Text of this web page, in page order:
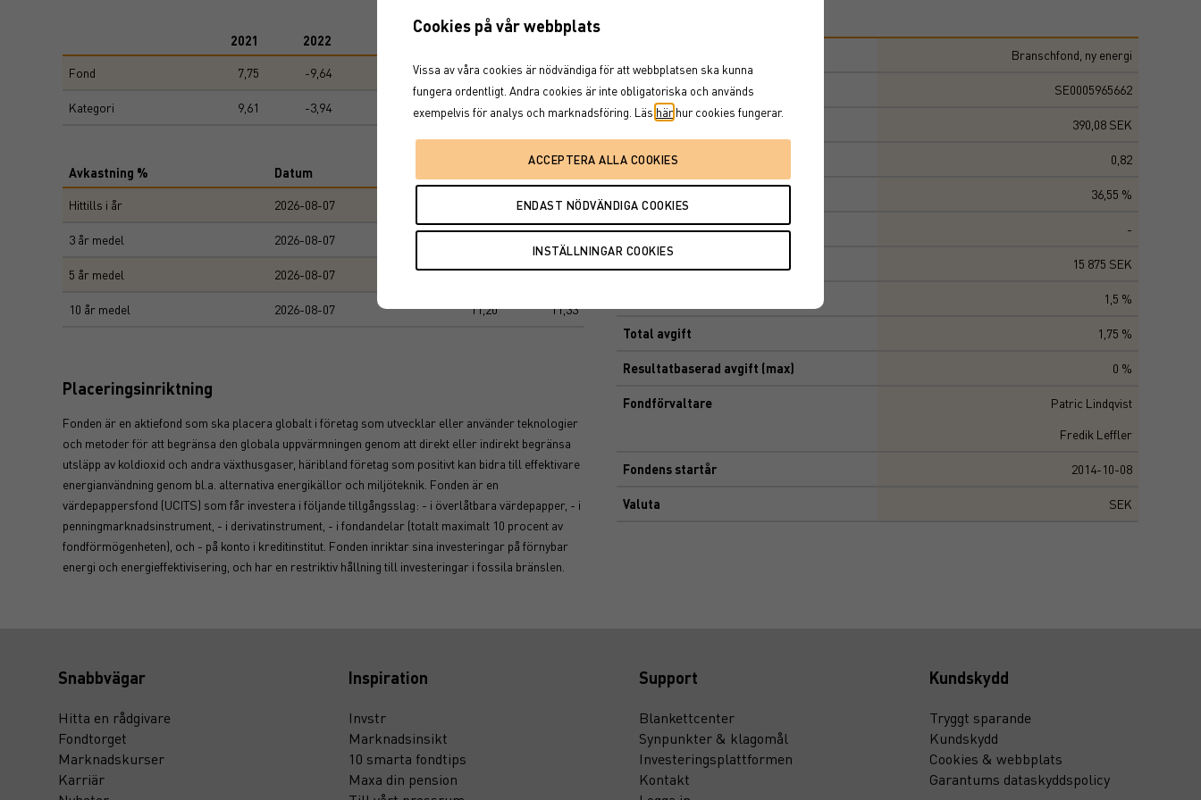
2021 2022 2024
2025
Fond
7,75 -9,64 -14,09 -13,53 22,36
Kategori 9,61 -3,94 -4,21 16,04
Avkastning % Datum
Hittills i år
2026-08-07 16,16
3 år medel 2026-08-07
5 år medel 2026-08-07 -2,09 0,21
10 år medel 2026-08-07 11,20 11,33
Placeringsinriktning
Fonden är en aktiefond som ska placera globalt i företag som utvecklar eller använder teknologier
och metoder för att begränsa den globala uppvärmningen genom att direkt eller indirekt begränsa
utsläpp av koldioxid och andra växthusgaser, häribland företag som positivt kan bidra till effektivare
energianvändning genom bl.a. alternativa energikällor och miljöteknik. Fonden är en
värdepappersfond (UCITS) som får investera i följande tillgångsslag: - i överlåtbara värdepapper, - i
penningmarknadsinstrument, - i derivatinstrument, - i fondandelar (totalt maximalt 10 procent av
fondförmögenheten), och - på konto i kreditinstitut. Fonden inriktar sina investeringar på förnybar
energi och energieffektivisering, och har en restriktiv hållning till investeringar i fossila bränslen.
Branschfond, ny energi
ISIN SE0005965662
Senaste NAV 390,08 SEK
Ändring en dag 0,82
36,55 %
Utdelningsfrekvens -
15 875 SEK
1,5 %
Total avgift 1,75 %
Resultatbaserad avgift (max) 0 %
Fondförvaltare
Patric Lindqvist
Fredik Leffler
Fondens startår 2014-10-08
Valuta SEK
Snabbvägar
Hitta en rådgivare
Fondtorget
Marknadskurser
Karriär
Inspiration
Invstr
Marknadsinsikt
10 smarta fondtips
Maxa din pension
Support
Blankettcenter
Synpunkter & klagomål
Investeringsplattformen
Kontakt
Kundskydd
Tryggt sparande
Kundskydd
Cookies & webbplats
Garantums dataskyddspolicy
Cookies på vår webbplats
Vissa av våra cookies är nödvändiga för att webbplatsen ska kunna
fungera ordentligt. Andra cookies är inte obligatoriska och används
exempelvis för analys och marknadsföring. Läs här hur cookies fungerar.